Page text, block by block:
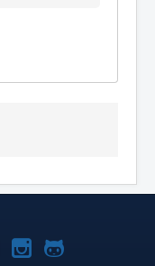
Joomla!Joomla!